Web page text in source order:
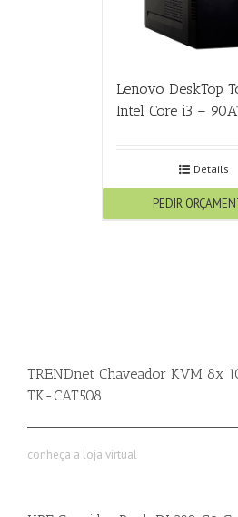
Lenovo DeskTop
Intel Core i3 –
Details
PEDIR
TRENDnet Chaveador KVM 8x
TK-CAT508
conheça a loja virtual